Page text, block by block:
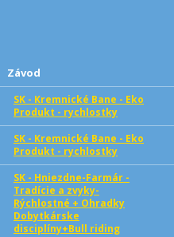
Závod
SK - Kremnické Bane - Eko
Produkt - rychlostky
SK - Kremnické Bane - Eko
Produkt - rychlostky
SK - Hniezdne-Farmár -
Tradície a zvyky-
Rýchlostné + Ohradky
Dobytkárske
disciplíny+Bull riding